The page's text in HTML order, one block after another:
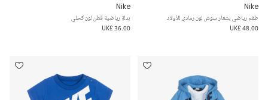
Nike
طقم رياضي بشعار سوش لون رمادي للأولاد
UK£ 48.00
Nike
بدلة رياضية قطن لون كحلي
UK£ 36.00